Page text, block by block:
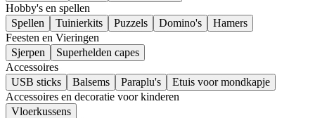
Hobby's en spellen
Spellen
Tuinierkits Puzzels Domino's
Hamers
Feesten en Vieringen
Sjerpen
Superhelden capes
Accessoires
USB sticks
Balsems Paraplu's
Etuis voor mondkapje
Accessoires en decoratie voor kinderen
Vloerkussens